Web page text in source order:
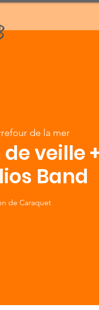
de la mer
veille
Band
de Caraquet